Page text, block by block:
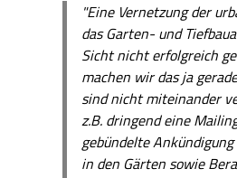
"Eine Vernetzung der
das Garten- und
Sicht nicht erfolgreich
machen wir das ja
sind nicht miteinander
z.B. dringend eine
gebündelte
in den Gärten sowie